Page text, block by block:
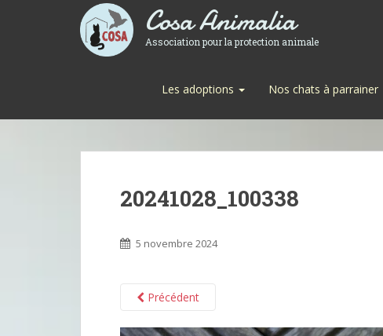
Cosa Animalia
Association pour la protection animale
Les adoptions Nos chats à parrainer
20241028_100338
5 novembre 2024
Précédent